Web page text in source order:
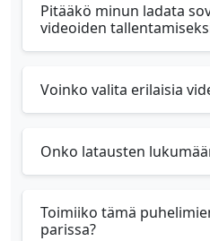
Pitääkö minun ladata
videoiden
Voinko valita erilaisia
Onko latausten
Toimiiko tämä
parissa?